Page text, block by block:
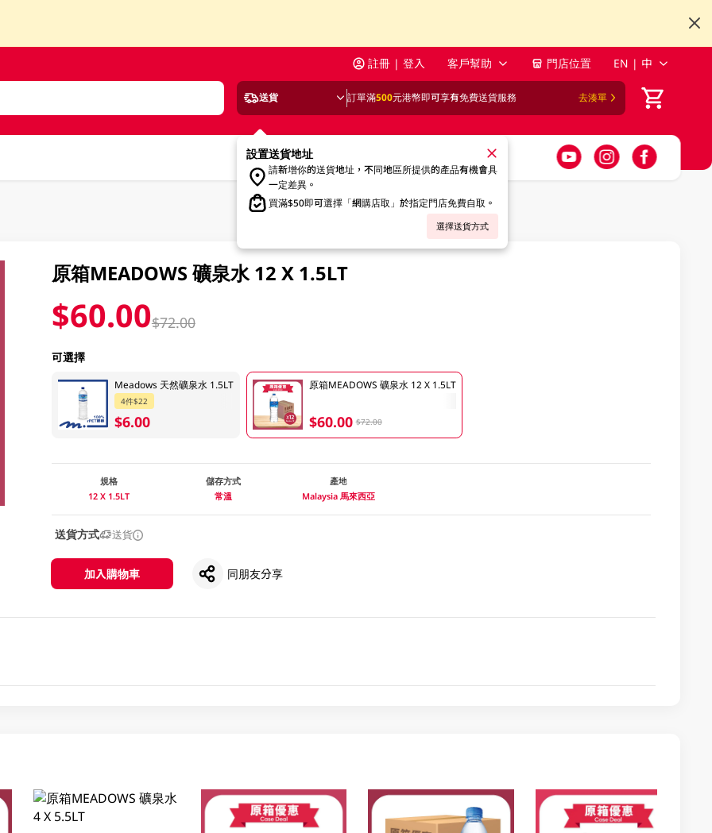
註冊 | 登入 客戶幫助 門店位置 EN | 中
送貨 訂單滿500元港幣即可享有免費送貨服務 去湊單
設置送貨地址
請新增你的送貨地址，不同地區所提供的產品有機會具
一定差異。
買滿$50即可選擇「網購店取」於指定門店免費自取。
選擇送貨方式
原箱MEADOWS 礦泉水 12 X 1.5LT
$60.00$72.00
可選擇
Meadows 天然礦泉水 1.5LT
4件$22
$6.00
原箱MEADOWS 礦泉水 12 X 1.5LT
$60.00 $72.00
規格
12 X 1.5LT
儲存方式
常溫
產地
Malaysia 馬來西亞
送貨方式 送貨
加入購物車 同朋友分享